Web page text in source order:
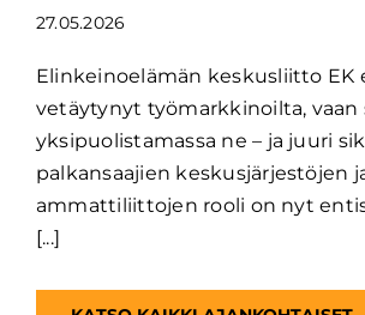
27.05.2026
Elinkeinoelämän keskusliitto EK
vetäytynyt työmarkkinoilta, vaan
yksipuolistamassa ne – ja juuri
palkansaajien keskusjärjestöjen
ammattiliittojen rooli on nyt
[...]